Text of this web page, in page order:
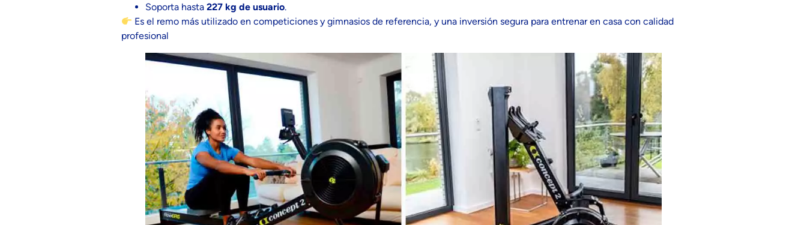
Soporta hasta 227 kg de usuario.
Es el remo más utilizado en competiciones y gimnasios de referencia, y una inversión segura para entrenar en casa con calidad
profesional